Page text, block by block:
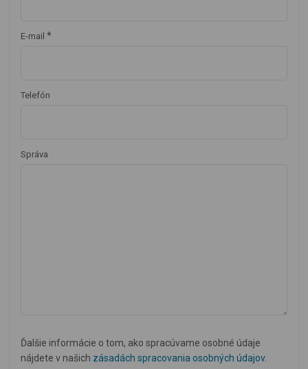
E-mail *
Telefón
Správa
Ďalšie informácie o tom, ako spracúvame osobné údaje
nájdete v našich zásadách spracovania osobných údajov.